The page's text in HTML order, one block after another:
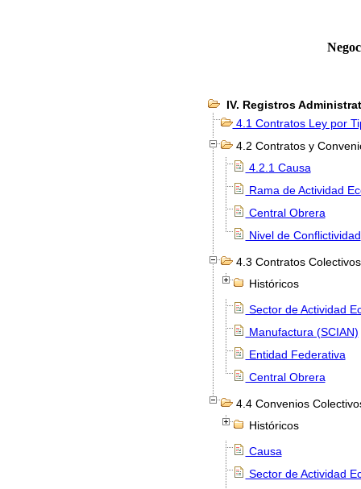
IV. Registros
4.1 Contratos Ley por
4.2 Contratos y
4.2.1 Causa
Rama de Actividad
Central Obrera
Nivel de Conflictividad
4.3 Contratos
Históricos
Sector de Actividad
Manufactura (SCIAN)
Entidad Federativa
Central Obrera
4.4 Convenios
Históricos
Causa
Sector de Actividad